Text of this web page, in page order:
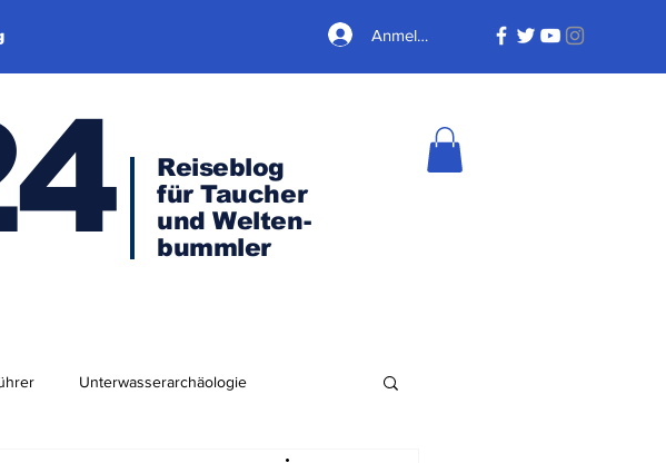
Anmelden
Reiseblog
für Taucher
und Welten-
bummler
Unterwasserarchäologie